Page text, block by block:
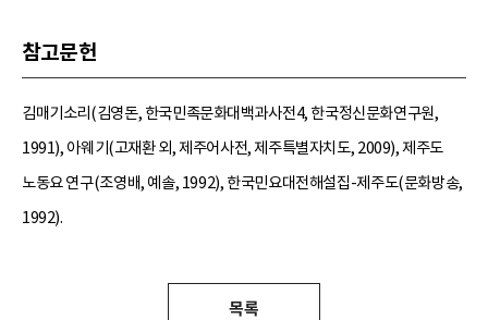
참고문헌
김매기소리(김영돈, 한국민족문화대백과사전4, 한국정신문화연구원,
1991), 아웨기(고재환 외, 제주어사전, 제주특별자치도, 2009), 제주도
노동요 연구(조영배, 예솔, 1992), 한국민요대전해설집-제주도(문화방송,
1992).
목록